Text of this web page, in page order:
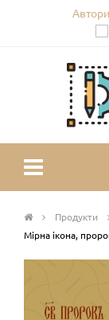
Продукти
Мірна ікона,